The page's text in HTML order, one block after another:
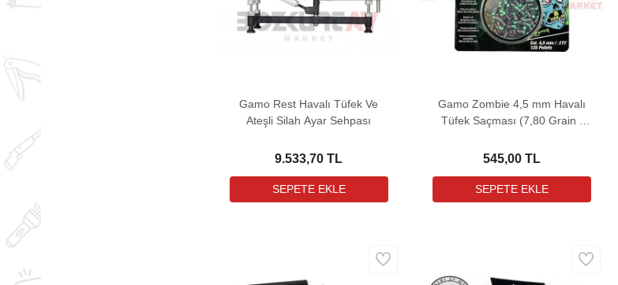
Gamo Rest Havalı Tüfek Ve
Ateşli Silah Ayar Sehpası
9.533,70 TL
Gamo Zombie 4,5 mm Havalı
Tüfek Saçması (7,80 Grain -
545,00 TL